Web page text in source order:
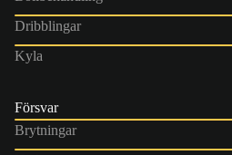
Dribblingar
Kyla
Försvar
Brytningar